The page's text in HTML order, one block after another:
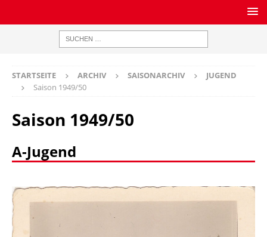
STARTSEITE ARCHIV SAISONARCHIV
JUGEND
Saison 1949/50
Saison 1949/50
A-Jugend